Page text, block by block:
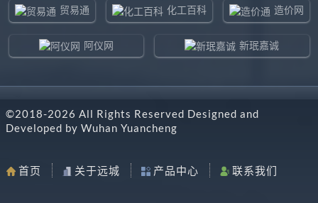
贸易通 化工百科 造价网
阿仪网 新珉嘉诚
东北制造网 药智通
©2018-2026 All Rights Reserved Designed and
Developed by Wuhan Yuancheng
首页 关于远城 产品中心 联系我们